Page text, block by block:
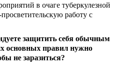
в очаге туберкулезной
работу с
защитить себя обычным
основных правил нужно
не заразиться?